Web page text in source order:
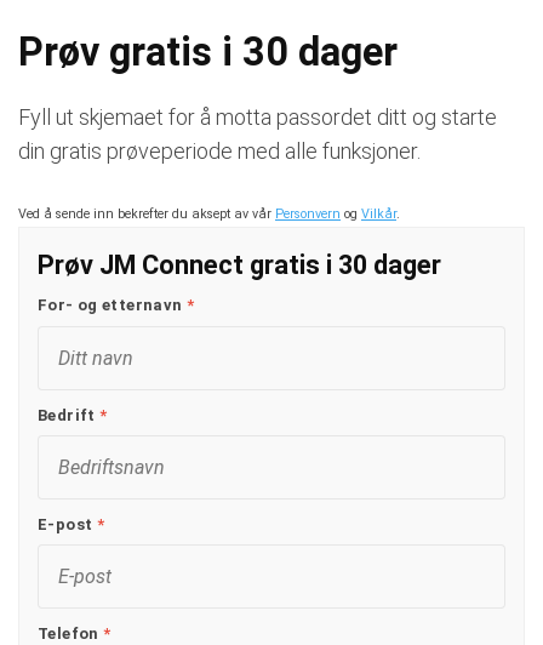
Prøv gratis i 30 dager
Fyll ut skjemaet for å motta passordet ditt og starte
din gratis prøveperiode med alle funksjoner.
Ved å sende inn bekrefter du aksept av vår Personvern og Vilkår.
Prøv JM Connect gratis i 30 dager
For- og etternavn *
Bedrift*
E-post *
Telefon*